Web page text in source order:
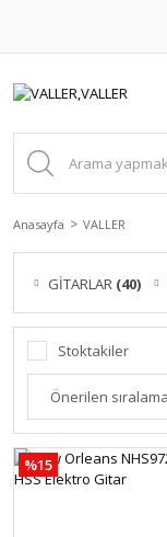
Anasayfa VALLER
GİTARLAR (40)
Stoktakiler
%15